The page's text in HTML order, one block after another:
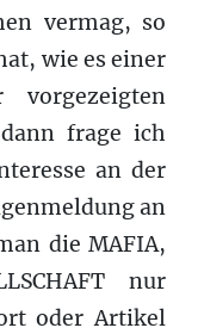
vermag, so
wie es einer
frage ich
an der
an
die MAFIA,
nur
oder Artikel